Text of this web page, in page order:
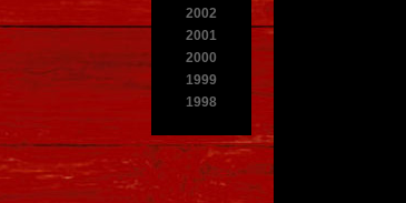
2002
2001
2000
1999
1998